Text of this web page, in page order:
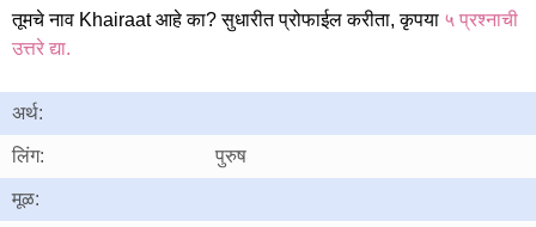
तूमचे नाव Khairaat आहे का? सुधारीत प्रोफाईल करीता, कृपया ५ प्रश्नाची
उत्तरे द्या.
अर्थ:
लिंग: पुरुष
मूळ: